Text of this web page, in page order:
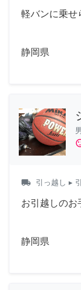
軽バンに乗せ
静岡県
local_shipping 引っ越し ▸
お引越しのお
静岡県